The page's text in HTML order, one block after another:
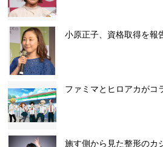
小原正子、資格取得を報
ファミマとヒロアカがコ
施す側から見た整形のカ